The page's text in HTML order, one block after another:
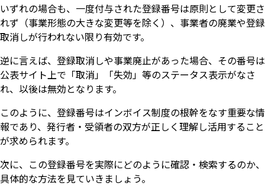
いずれの場合も、一度付与された登録番号は原則として変更さ
れず（事業形態の大きな変更等を除く）、事業者の廃業や登録
取消しが行われない限り有効です。
逆に言えば、登録取消しや事業廃止があった場合、その番号は
公表サイト上で「取消」「失効」等のステータス表示がなさ
れ、以後は無効となります。
このように、登録番号はインボイス制度の根幹をなす重要な情
報であり、発行者・受領者の双方が正しく理解し活用すること
が求められます。
次に、この登録番号を実際にどのように確認・検索するのか、
具体的な方法を見ていきましょう。